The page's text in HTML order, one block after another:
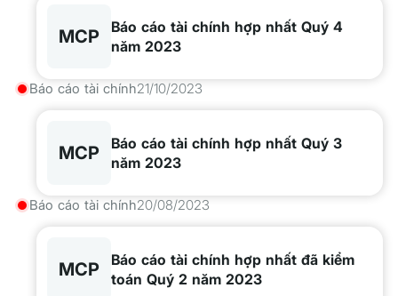
MCP
Báo cáo tài chính hợp nhất Quý 4
năm 2023
Báo cáo tài chính21/10/2023
MCP
Báo cáo tài chính hợp nhất Quý 3
năm 2023
Báo cáo tài chính20/08/2023
MCP
Báo cáo tài chính hợp nhất đã kiểm
toán Quý 2 năm 2023